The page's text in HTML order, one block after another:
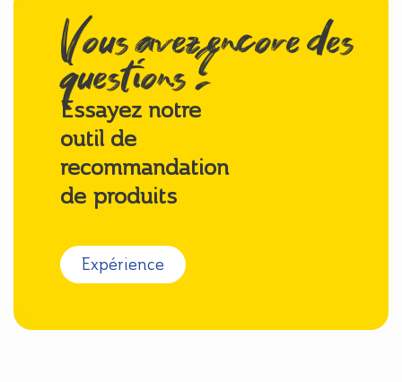
Vous avez encore des
questions ?
Essayez notre
outil de
recommandation
de produits
Expérience